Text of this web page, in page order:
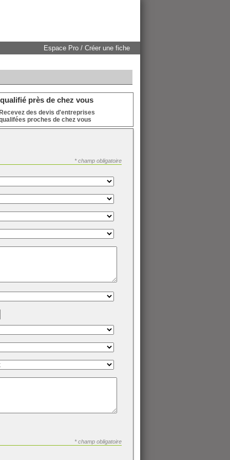
Espace Pro / Créer une fiche
près de chez vous
Recevez des devis d'entreprises
proches de chez vous
* champ obligatoire
* champ obligatoire